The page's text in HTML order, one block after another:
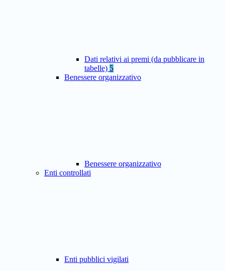
Dati relativi ai premi (da pubblicare in
tabelle) 5
Benessere organizzativo
Benessere organizzativo
Enti controllati
Enti pubblici vigilati